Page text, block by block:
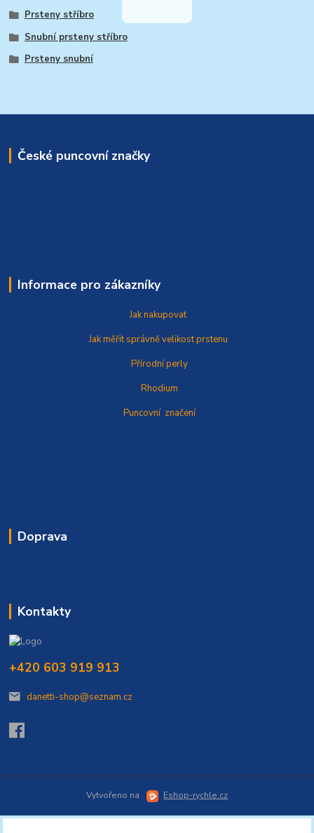
Prsteny stříbro
Snubní prsteny stříbro
Prsteny snubní
České puncovní značky
Informace pro zákazníky
Jak nakupovat
Jak měřit správněvelikost prstenu
Přírodní perly
Rhodium
Puncovní značení
Doprava
Kontakty
+420 603 919 913
danetti-shop@seznam.cz
Vytvořeno na Eshop-rychle.cz